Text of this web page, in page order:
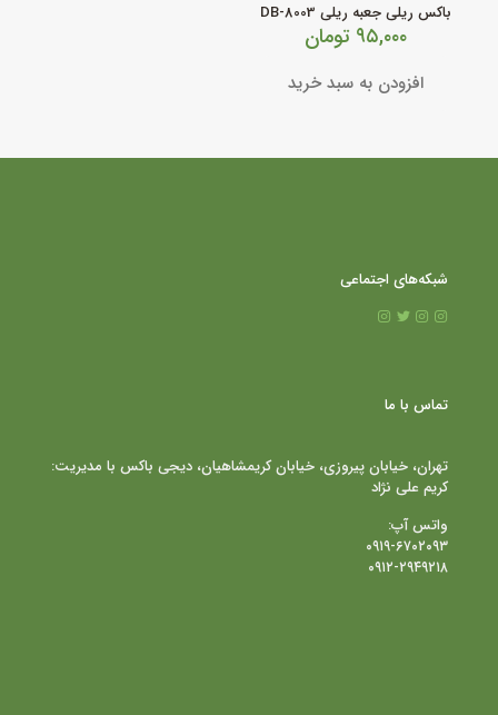
باکس ریلی جعبه ریلی DB-8003
۹۵,۰۰۰ تومان
افزودن به سبد خرید
شبکه‌های اجتماعی
تماس با ما
تهران، خیابان پیروزی، خیابان کریمشاهیان، دیجی باکس با مدیریت:
کریم علی نژاد
واتس آپ:
۰۹۱۹-۶۷۰۲۰۹۳
۰۹۱۲-۲۹۴۹۲۱۸